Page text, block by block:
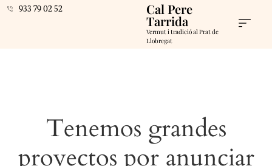
933 79 02 52 Cal Pere
Tarrida
Vermut i tradició al Prat de
Llobregat
Tenemos grandes
proyectos por anunciar